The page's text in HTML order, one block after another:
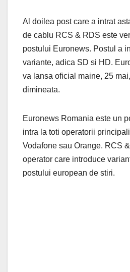
Al doilea post care a intrat
de cablu RCS & RDS este
postului Euronews. Postul a
variante, adica SD si HD.
va lansa oficial maine, 25
dimineata.
Euronews Romania este un
intra la toti operatorii
Vodafone sau Orange. RCS
operator care introduce
postului european de stiri.